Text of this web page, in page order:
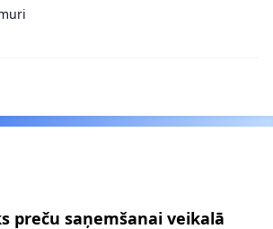
preču saņemšanai veikalā